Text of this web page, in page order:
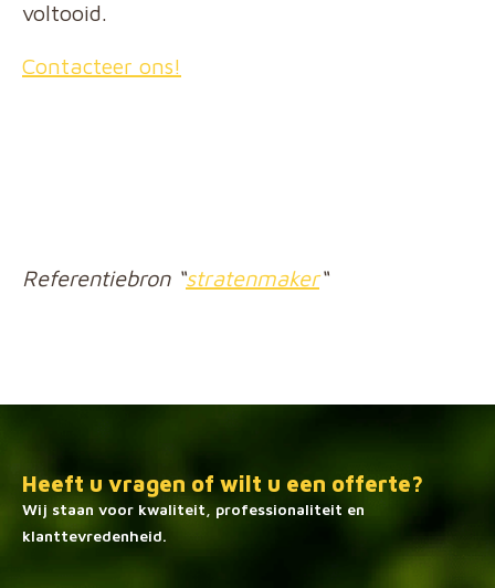
voltooid.
Contacteer ons!
Referentiebron “stratenmaker“
Heeft u vragen of wilt u een offerte?
Wij staan ​​voor kwaliteit, professionaliteit en
klanttevredenheid.